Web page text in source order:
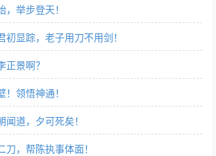
举步登天！
初显踪，老子用刀不用剑！
正景啊？
领悟神通！
道，夕可死矣！
，帮陈执事体面！